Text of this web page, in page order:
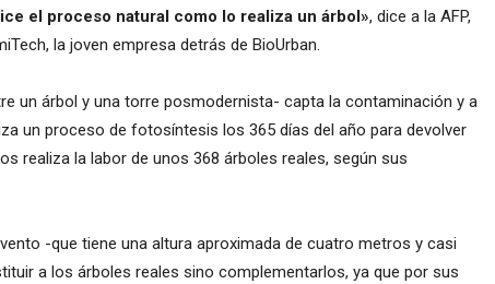
el proceso natural como lo realiza un árbol», dice a la AFP,
la joven empresa detrás de BioUrban.
un árbol y una torre posmodernista- capta la contaminación y a
un proceso de fotosíntesis los 365 días del año para devolver
realiza la labor de unos 368 árboles reales, según sus
-que tiene una altura aproximada de cuatro metros y casi
a los árboles reales sino complementarlos, ya que por sus